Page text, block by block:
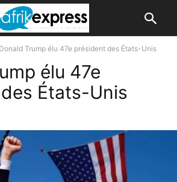
Donald Trump élu 47e président des États-Unis
élu 47e
États-Unis